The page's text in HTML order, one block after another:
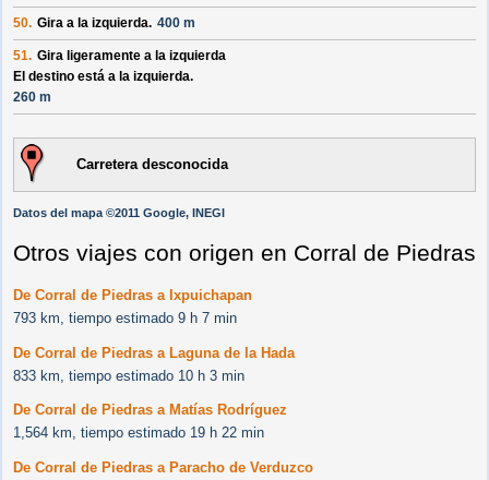
50. Gira a la izquierda. 400 m
51. Gira ligeramente a la izquierda
El destino está a la izquierda.
260 m
Carretera desconocida
Datos del mapa ©2011 Google, INEGI
Otros viajes con origen en Corral de Piedras
De Corral de Piedras a Ixpuichapan
793 km, tiempo estimado 9 h 7 min
De Corral de Piedras a Laguna de la Hada
833 km, tiempo estimado 10 h 3 min
De Corral de Piedras a Matías Rodríguez
1,564 km, tiempo estimado 19 h 22 min
De Corral de Piedras a Paracho de Verduzco